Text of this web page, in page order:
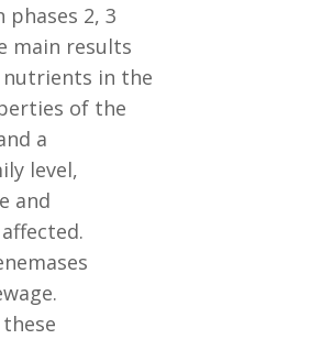
2, 3
main results
nutrients in the
of the
a
level,
and